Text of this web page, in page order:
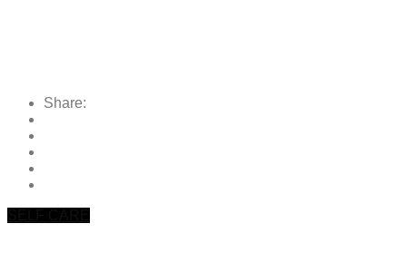
Share: